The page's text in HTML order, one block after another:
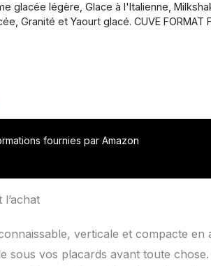
glacée légère, Glace à l'Italienne,
Granité et Yaourt glacé. CUVE FORMAT
délicieux en-cas glacés. CRÉEZ DEUX
« haut » et « bas » pour créer deux
dans un seul pot Deluxe, comme cerise
PERSONNALISÉS : Des crèmes glacées et
Essayez différentes combinaisons ou
cm. Poids : 6,54 kg
fournies par Amazon
verticale et compacte en
sous vos placards avant toute